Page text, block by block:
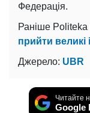
Федерація.
Раніше Politeka
прийти великі
Джерело: UBR
Читайте
Google